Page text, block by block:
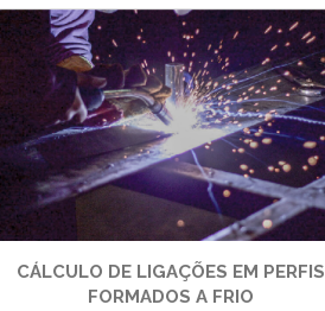
CÁLCULO DE LIGAÇÕES EM PERFIS
FORMADOS A FRIO